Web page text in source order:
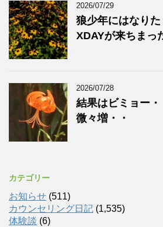
2026/07/29
狼少年にはなりた
XDAYが来ちまっ
2026/07/28
結果はビミョー
微々増・・
カテゴリー
お知らせ (511)
カウンセリング日記 (1,535)
体験談 (6)